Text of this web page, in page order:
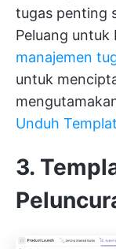
tugas penting
Peluang untuk
manajemen
untuk
Unduh
3.